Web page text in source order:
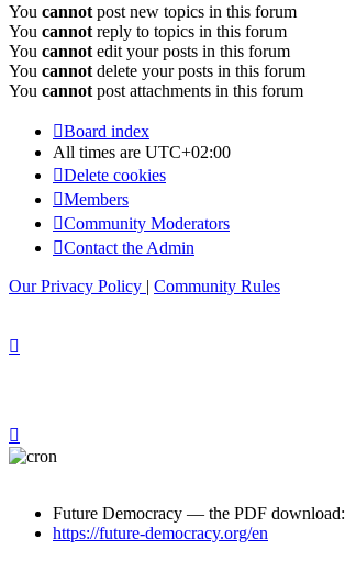
You cannot post new topics in this forum
You cannot reply to topics in this forum
You cannot edit your posts in this forum
You cannot delete your posts in this forum
You cannot post attachments in this forum
Board index
All times are UTC+02:00
Delete cookies
Members
Community Moderators
Contact the Admin
Our Privacy Policy | Community Rules
Future Democracy — the PDF download:
https://future-democracy.org/en